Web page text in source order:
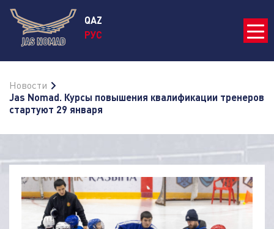
QAZ
РУС
Новости
Jas Nomad. Курсы повышения квалификации тренеров
стартуют 29 января